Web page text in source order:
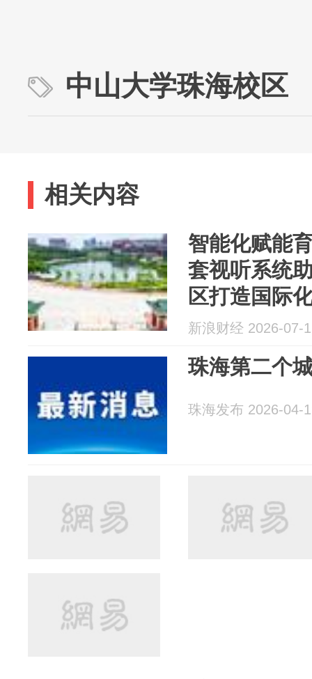
中山大学珠海校区
相关内容
智能化赋能
套视听系统
区打造国际
地！
新浪财经 2026-07-
珠海第二个
珠海发布 2026-04-